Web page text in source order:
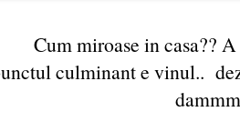
Cum miroase in casa??
unctul culminant e vinul..